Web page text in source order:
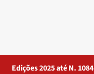
Edições 2025 até N. 1084